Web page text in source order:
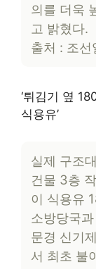
의를 더욱
고 밝혔다.
출처 : 조선
‘튀김기 옆
식용유’
실제 구조
건물 3층
이 식용유
소방당국
문경 신기
서 최초 불